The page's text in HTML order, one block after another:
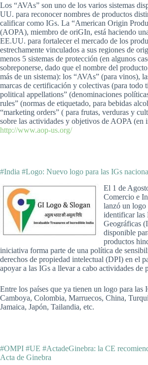
Los “AVAs” son uno de los varios sistemas
UU. para reconocer nombres de productos
calificar como IGs. La “American Origin
(AOPA), miembro de oriGIn, está haciendo
EE.UU. para fortalecer el mercado de los
estrechamente vinculados a sus regiones de
menos 5 sistemas de protección (en algunos
sobreponerse, dado que el nombre del
más de un sistema): los “AVAs” (para vinos),
marcas de certificación y colectivas (para todo
political appellations” (denominaciones
rules” (normas de etiquetado, para bebidas
“marketing orders” ( para frutas, verduras y
sobre las actividades y objetivos de AOPA (en
http://www.aop-us.org/
#India #Logo: Nuevo logo para las IGs
El 1 de
Comercio e
lanzó un logo
identificar las
Geográficas
disponible
productos
iniciativa forma parte de una política de
derechos de propiedad intelectual (DPI) en el
apoyar a las IGs a llevar a cabo actividades de
Entre los países que ya tienen un logo para las
Camboya, Colombia, Marruecos, China,
Jamaica, Japón, Tailandia, etc.
#OMPI #UE #ActadeGinebra: la CE
Acta de Ginebra